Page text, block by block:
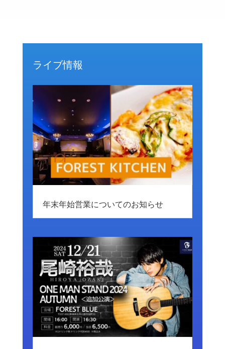
ライブ情報
年末年始営業についてのお知らせ